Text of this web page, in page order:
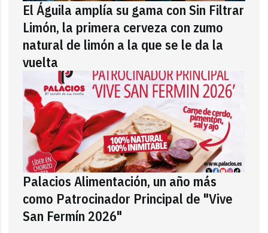
El Águila amplía su gama con Sin Filtrar
Limón, la primera cerveza con zumo
natural de limón a la que se le da la
vuelta
Palacios Alimentación, un año más
como Patrocinador Principal de "Vive
San Fermín 2026"